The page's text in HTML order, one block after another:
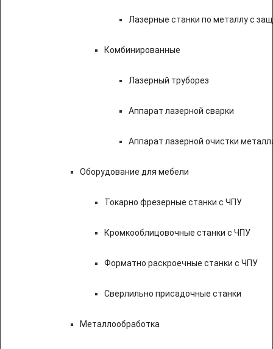
Лазерные станки по металлу с
Комбинированные
Лазерный труборез
Аппарат лазерной сварки
Аппарат лазерной очистки
Оборудование для мебели
Токарно фрезерные станки с ЧПУ
Кромкооблицовочные станки с ЧПУ
Форматно раскроечные станки с ЧПУ
Сверлильно присадочные станки
Металлообработка